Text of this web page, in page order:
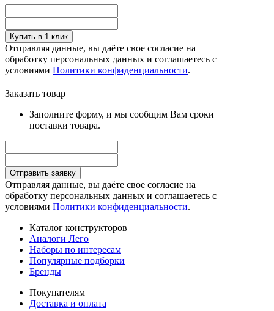
Купить в 1 клик
Отправляя данные, вы даёте свое согласие на
обработку персональных данных и соглашаетесь с
условиями Политики конфиденциальности.
Заказать товар
Заполните форму, и мы сообщим Вам сроки
поставки товара.
Отправить заявку
Отправляя данные, вы даёте свое согласие на
обработку персональных данных и соглашаетесь с
условиями Политики конфиденциальности.
Каталог конструкторов
Аналоги Лего
Наборы по интересам
Популярные подборки
Бренды
Покупателям
Доставка и оплата